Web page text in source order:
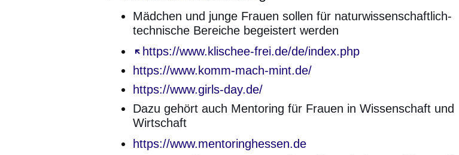
Mädchen und junge Frauen sollen für naturwissenschaftlich-
technische Bereiche begeistert werden
https://www.klischee-frei.de/de/index.php
Öffnet sich in einem neuen Fenster
https://www.komm-mach-mint.de/
https://www.girls-day.de/
Dazu gehört auch Mentoring für Frauen in Wissenschaft und
Wirtschaft
https://www.mentoringhessen.de